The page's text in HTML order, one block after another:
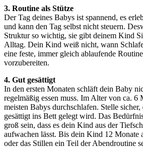
3. Routine als Stütze
Der Tag deines Babys ist spannend, es
und kann den Tag selbst nicht steuern.
Struktur so wichtig, sie gibt deinem Kind
Alltag. Dein Kind weiß nicht, wann
eine feste, immer gleich ablaufende
vorzubereiten.
4. Gut gesättigt
In den ersten Monaten schläft dein Baby
regelmäßig essen muss. Im Alter von ca. 6
meisten Babys durchschlafen. Stelle
gesättigt ins Bett gelegt wird. Das
groß sein, dass es dein Kind aus der
aufwachen lässt. Bis dein Kind 12 Monate
oder das Stillen ein Teil der Abendroutine